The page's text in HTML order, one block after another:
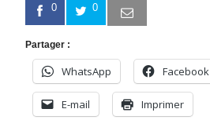
0 0
Partager :
WhatsApp Facebook
E-mail Imprimer